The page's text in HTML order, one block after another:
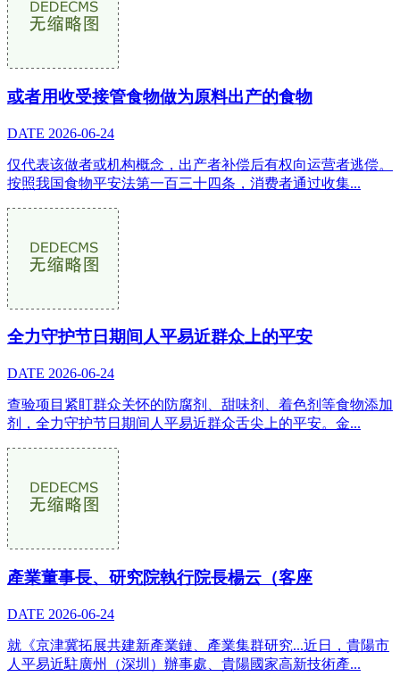
或者用收受接管食物做为原料出产的食物
DATE 2026-06-24
仅代表该做者或机构概念，出产者补偿后有权向运营者逃偿。
按照我国食物平安法第一百三十四条，消费者通过收集...
全力守护节日期间人平易近群众上的平安
DATE 2026-06-24
查验项目紧盯群众关怀的防腐剂、甜味剂、着色剂等食物添加
剂，全力守护节日期间人平易近群众舌尖上的平安。金...
產業董事長、研究院執行院長楊云（客座
DATE 2026-06-24
就《京津冀拓展共建新產業鏈、產業集群研究...近日，貴陽市
人平易近駐廣州（深圳）辦事處、貴陽國家高新技術產...